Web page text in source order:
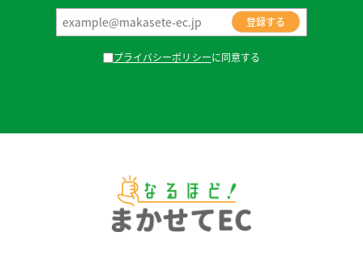
プライバシーポリシーに同意する